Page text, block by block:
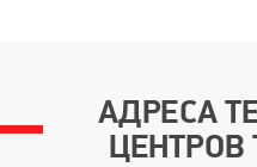
АДРЕСА
ЦЕНТРОВ